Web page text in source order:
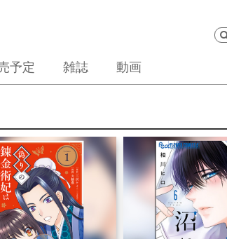
予定 雑誌 動画